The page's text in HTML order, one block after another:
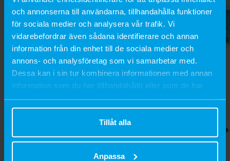
och annonserna till användarna, tillhandahålla funktioner
för sociala medier och analysera vår trafik. Vi
vidarebefordrar även sådana identifierare och annan
information från din enhet till de sociala medier och
annons- och analysföretag som vi samarbetar med.
Dessa kan i sin tur kombinera informationen med annan
information som du har tillhandahållit eller som de har
närsomhelst ändra ditt samtycke.
Tillåt alla
Anpassa
SEK 449
Psyllium
SEK 499